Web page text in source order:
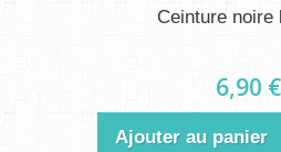
Ceinture noire
6,90 €
Ajouter au panier